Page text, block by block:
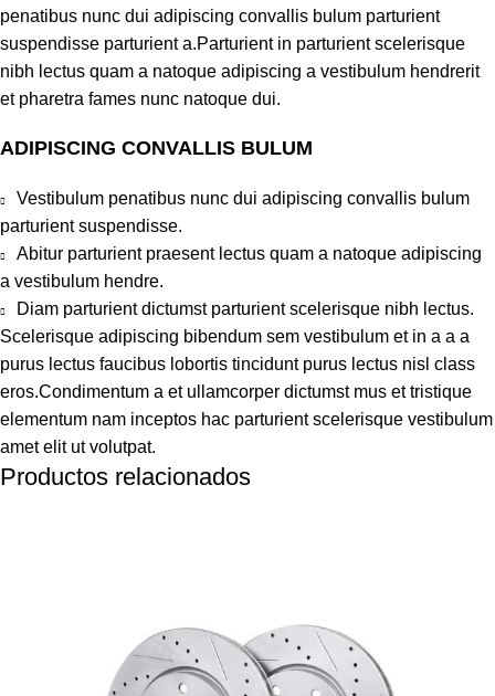
penatibus nunc dui adipiscing convallis bulum parturient
suspendisse parturient a.Parturient in parturient scelerisque
nibh lectus quam a natoque adipiscing a vestibulum hendrerit
et pharetra fames nunc natoque dui.
ADIPISCING CONVALLIS BULUM
Vestibulum penatibus nunc dui adipiscing convallis bulum
parturient suspendisse.
Abitur parturient praesent lectus quam a natoque adipiscing
a vestibulum hendre.
Diam parturient dictumst parturient scelerisque nibh lectus.
Scelerisque adipiscing bibendum sem vestibulum et in a a a
purus lectus faucibus lobortis tincidunt purus lectus nisl class
eros.Condimentum a et ullamcorper dictumst mus et tristique
elementum nam inceptos hac parturient scelerisque vestibulum
amet elit ut volutpat.
Productos relacionados